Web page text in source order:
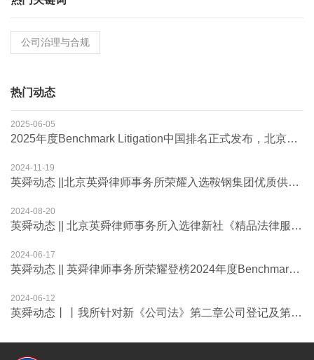
公司治理与合规
热门动态
2025-06-05
2025年度Benchmark Litigation中国排名正式发布，北京英舜律师事务所备受瞩目
2024-11-19
英舜动态 ||北京英舜律师事务所荣耀入选鞍钢集团优质供应商
2024-08-20
英舜动态 || 北京英舜律师事务所入选律新社《精品法律服务品牌指南（2024）：破产领域》律所名录
2024-06-17
英舜动态 || 英舜律师事务所荣耀登榜2024年度Benchmark Litigation商业纠纷领域值得关注律师事务所
2024-06-12
英舜动态丨丨我所针对新《公司法》第二章公司登记及第三章有限责任公司的设立和组织机构的解读组织第十期内部培训